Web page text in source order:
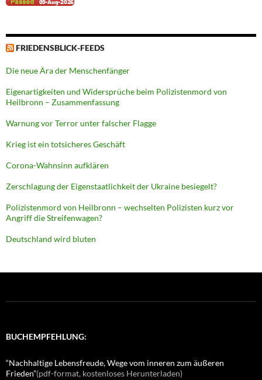
FRIEDENSBLICK-FEEDS
Die neue Ära der Menschenfänger
Eigenartigkeiten und Widersprüche beim Polizistenmord von
Heilbronn – Zusammenfassung
Warnung vor Terror unter falscher Flagge
Krieg ist ein totsicheres Geschäft
Corona-Wahnsinn aufklären
Zerschlagung der Eigenstaatlichkeit der Ukraine besiegelt?
Polizistenmord von Heilbronn – wechselten Polizisten kurz vor
Angriff die Streifenwagen?
Deutschland wird bluten
BUCHEMPFEHLUNG:
“Nachhaltige Lebensfreude, Wege vom inneren zum äußeren
Frieden”(pdf-format, kostenloses Herunterladen)